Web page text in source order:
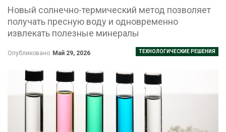
Новый солнечно-термический метод позволяет
получать пресную воду и одновременно
извлекать полезные минералы
ТЕХНОЛОГИЧЕСКИЕ РЕШЕНИЯ
Опубликовано Май 29, 2026